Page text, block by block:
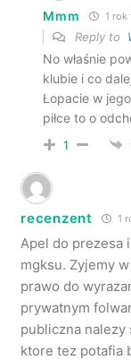
Mmm 1 rok
Reply to
No właśnie
klubie i co
Łopacie w
piłce to o
1
recenzent 1
Apel do prezesa
mgksu. Zyjemy
prawo do
prywatnym
publiczna
ktore tez potafia